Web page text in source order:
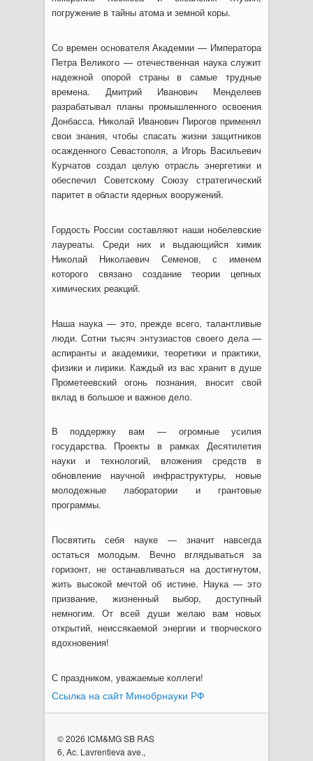
погружение в тайны атома и земной коры.
Со времен основателя Академии — Императора
Петра Великого — отечественная наука служит
надежной опорой страны в самые трудные
времена. Дмитрий Иванович Менделеев
разрабатывал планы промышленного освоения
Донбасса. Николай Иванович Пирогов применял
свои знания, чтобы спасать жизни защитников
осажденного Севастополя, а Игорь Васильевич
Курчатов создал целую отрасль энергетики и
обеспечил Советскому Союзу стратегический
паритет в области ядерных вооружений.
Гордость России составляют наши нобелевские
лауреаты. Среди них и выдающийся химик
Николай Николаевич Семенов, с именем
которого связано создание теории цепных
химических реакций.
Наша наука — это, прежде всего, талантливые
люди. Сотни тысяч энтузиастов своего дела —
аспиранты и академики, теоретики и практики,
физики и лирики. Каждый из вас хранит в душе
Прометеевский огонь познания, вносит свой
вклад в большое и важное дело.
В поддержку вам — огромные усилия
государства. Проекты в рамках Десятилетия
науки и технологий, вложения средств в
обновление научной инфраструктуры, новые
молодежные лаборатории и грантовые
программы.
Посвятить себя науке — значит навсегда
остаться молодым. Вечно вглядываться за
горизонт, не останавливаться на достигнутом,
жить высокой мечтой об истине. Наука — это
призвание, жизненный выбор, доступный
немногим. От всей души желаю вам новых
открытий, неиссякаемой энергии и творческого
вдохновения!
С праздником, уважаемые коллеги!
Ссылка на сайт Минобрнауки РФ
© 2026 ICM&MG SB RAS
6, Ac. Lavrentieva ave.,